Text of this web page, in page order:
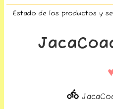
Estado de los productos y